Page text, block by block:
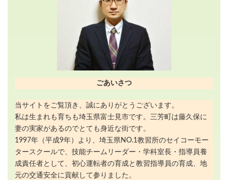
ごあいさつ
当サイトをご覧頂き、誠にありがとうございます。
私は生まれも育ちも埼玉県富士見市です。三芳町は藤久保に
妻の実家があるのでとても身近な街です。
1997年（平成9年）より、埼玉県NO.1教習所のセイコーモー
タースクールで、技能チームリーダー・学科室長・指導員養
成責任者として、初心運転者の育成と教習指導員の育成、地
元の交通安全に貢献して参りました。